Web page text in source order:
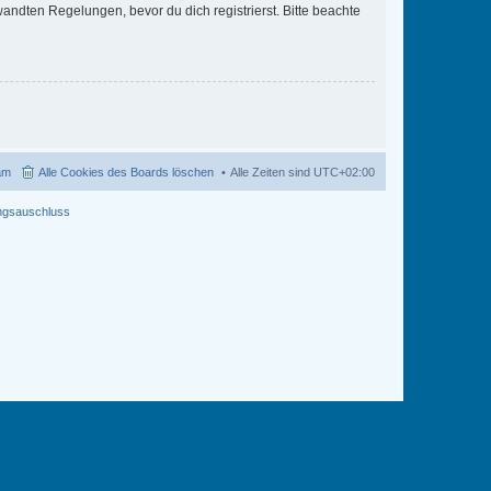
Regelungen, bevor du dich registrierst. Bitte beachte
Alle Zeiten sind UTC+02:00
Alle Cookies des Boards löschen